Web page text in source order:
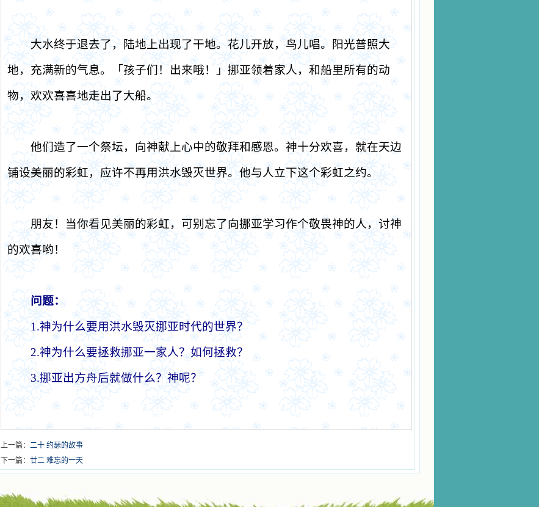
大水终于退去了，陆地上出现了干地。花儿开放，鸟儿唱。阳光普照大
地，充满新的气息。「孩子们！出来哦！」挪亚领着家人，和船里所有的动
物，欢欢喜喜地走出了大船。
他们造了一个祭坛，向神献上心中的敬拜和感恩。神十分欢喜，就在天边
铺设美丽的彩虹，应许不再用洪水毁灭世界。他与人立下这个彩虹之约。
朋友！当你看见美丽的彩虹，可别忘了向挪亚学习作个敬畏神的人，讨神
的欢喜哟！
问题：
1.神为什么要用洪水毁灭挪亚时代的世界？
2.神为什么要拯救挪亚一家人？如何拯救？
3.挪亚出方舟后就做什么？神呢？
上一篇： 二十 约瑟的故事
下一篇： 廿二 难忘的一天